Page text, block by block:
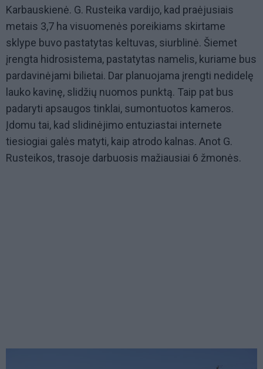
Karbauskienė. G. Rusteika vardijo, kad praėjusiais
metais 3,7 ha visuomenės poreikiams skirtame
sklype buvo pastatytas keltuvas, siurblinė. Šiemet
įrengta hidrosistema, pastatytas namelis, kuriame bus
pardavinėjami bilietai. Dar planuojama įrengti nedidelę
lauko kavinę, slidžių nuomos punktą. Taip pat bus
padaryti apsaugos tinklai, sumontuotos kameros.
Įdomu tai, kad slidinėjimo entuziastai internete
tiesiogiai galės matyti, kaip atrodo kalnas. Anot G.
Rusteikos, trasoje darbuosis mažiausiai 6 žmonės.